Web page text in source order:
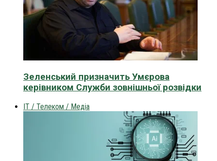
Зеленський призначить Умєрова
керівником Служби зовнішньої розвідки
IT / Телеком / Медіа